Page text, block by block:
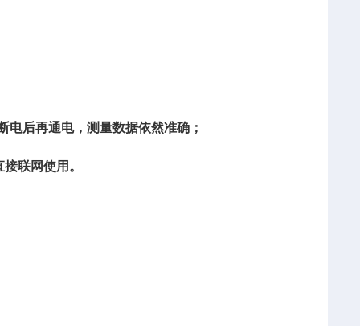
电后再通电，测量数据依然准确；
联网使用。